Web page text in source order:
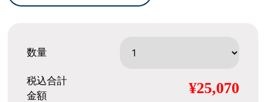
数量
税込合計
金額
¥25,070